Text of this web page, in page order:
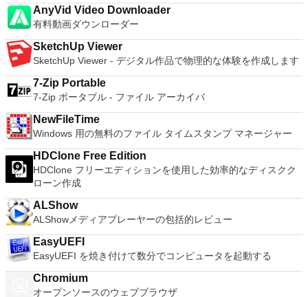
ダウンロード
ン間でデータを共有します。 幅広いホストおよびゲストオペ
レーティングシステムのサポート。 USB 2.0デバイスのサポー
ト。 起動時にアプライアンス情報を取得します。 直感的なホ
ームページインターフェイスを介して仮想マシンに簡単にアク
セスできます。 VMware Playerは、Microsoft Virtual Server仮
います。
AnyVid Video Downloader
有料動画ダウンローダー
SketchUp Viewer
SketchUp Viewer - デジタル作品で物理的な体験を作成します
7-Zip Portable
7-Zip ポータブル - ファイル アーカイバ
NewFileTime
Windows 用の無料のファイル タイムスタンプ マネージャー
HDClone Free Edition
HDClone フリーエディションを使用した効率的なディスクク
ローン作成
ALShow
ALShowメディアプレーヤーの包括的レビュー
EasyUEFI
EasyUEFI を焼き付けて数分でコンピュータを起動する
Chromium
オープンソースのウェブブラウザ